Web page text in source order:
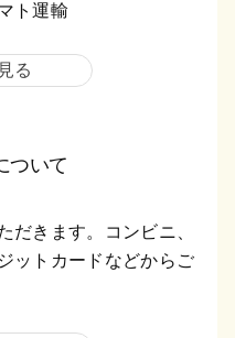
ト運輸
る
ついて
だきます。コンビニ、
ットカードなどからご